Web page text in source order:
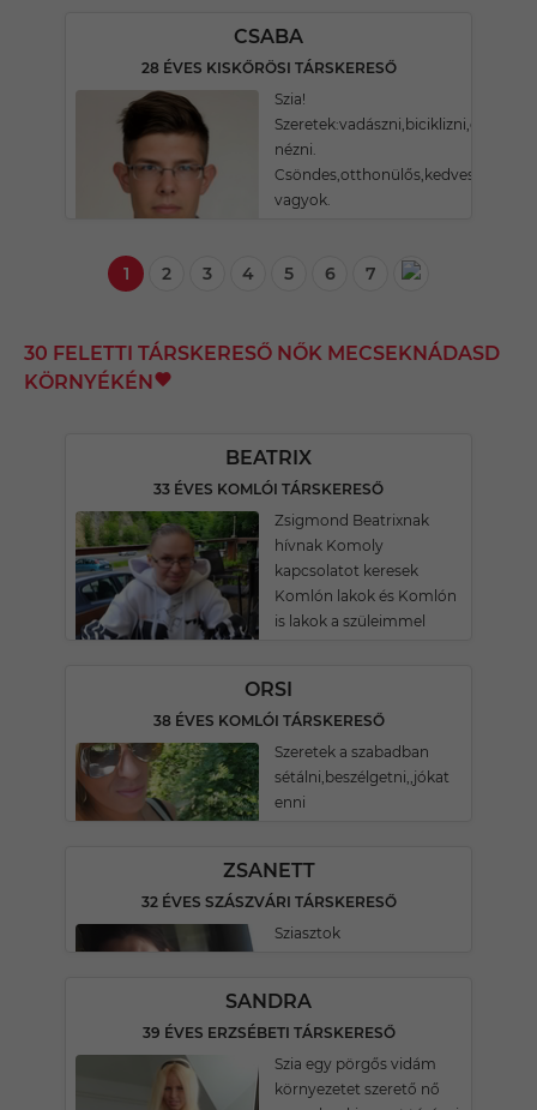
CSABA
28 ÉVES KISKŐRÖSI TÁRSKERESŐ
Szia!
nézni.
Csöndes,otthonülős,kedves
vagyok.
1 2 3 4 5 6 7
30 FELETTI TÁRSKERESŐ NŐK MECSEKNÁDASD
KÖRNYÉKÉN
BEATRIX
33 ÉVES KOMLÓI TÁRSKERESŐ
Zsigmond Beatrixnak
hívnak Komoly
kapcsolatot keresek
Komlón lakok és Komlón
is lakok a szüleimmel
ORSI
38 ÉVES KOMLÓI TÁRSKERESŐ
Szeretek a szabadban
sétálni,beszélgetni,,jókat
enni
ZSANETT
32 ÉVES SZÁSZVÁRI TÁRSKERESŐ
Sziasztok
SANDRA
39 ÉVES ERZSÉBETI TÁRSKERESŐ
Szia egy pörgős vidám
környezetet szerető nő